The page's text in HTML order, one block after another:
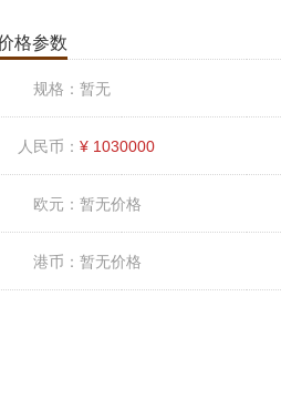
格参数
规格： 暂无
人民币： ¥ 1030000
欧元： 暂无价格
港币： 暂无价格